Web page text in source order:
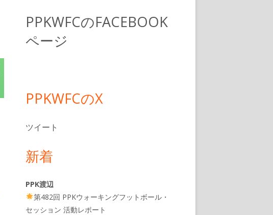
バ
PPKWFCのFACEBOOK
ページ
PPKWFCのX
ツイート
新着
PPK渡辺
第482回 PPKウォーキングフットボール・
セッション 活動レポート